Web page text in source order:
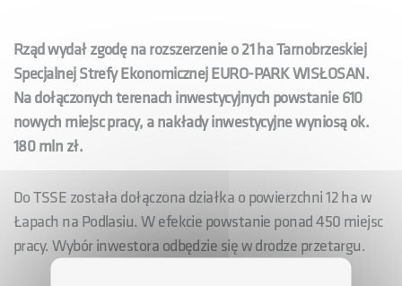
Rząd wydał zgodę na rozszerzenie o 21 ha Tarnobrzeskiej
Specjalnej Strefy Ekonomicznej EURO-PARK WISŁOSAN.
Na dołączonych terenach inwestycyjnych powstanie 610
nowych miejsc pracy, a nakłady inwestycyjne wyniosą ok.
180 mln zł.
Do TSSE została dołączona działka o powierzchni 12 ha w
Łapach na Podlasiu. W efekcie powstanie ponad 450 miejsc
pracy. Wybór inwestora odbędzie się w drodze przetargu.